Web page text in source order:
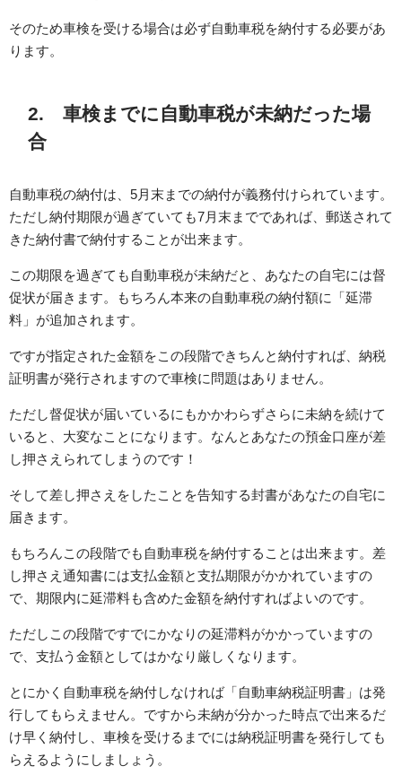
そのため車検を受ける場合は必ず自動車税を納付する必要があ
ります。
2. 車検までに自動車税が未納だった場
合
自動車税の納付は、5月末までの納付が義務付けられています。
ただし納付期限が過ぎていても7月末までであれば、郵送されて
きた納付書で納付することが出来ます。
この期限を過ぎても自動車税が未納だと、あなたの自宅には督
促状が届きます。もちろん本来の自動車税の納付額に「延滞
料」が追加されます。
ですが指定された金額をこの段階できちんと納付すれば、納税
証明書が発行されますので車検に問題はありません。
ただし督促状が届いているにもかかわらずさらに未納を続けて
いると、大変なことになります。なんとあなたの預金口座が差
し押さえられてしまうのです！
そして差し押さえをしたことを告知する封書があなたの自宅に
届きます。
もちろんこの段階でも自動車税を納付することは出来ます。差
し押さえ通知書には支払金額と支払期限がかかれていますの
で、期限内に延滞料も含めた金額を納付すればよいのです。
ただしこの段階ですでにかなりの延滞料がかかっていますの
で、支払う金額としてはかなり厳しくなります。
とにかく自動車税を納付しなければ「自動車納税証明書」は発
行してもらえません。ですから未納が分かった時点で出来るだ
け早く納付し、車検を受けるまでには納税証明書を発行しても
らえるようにしましょう。